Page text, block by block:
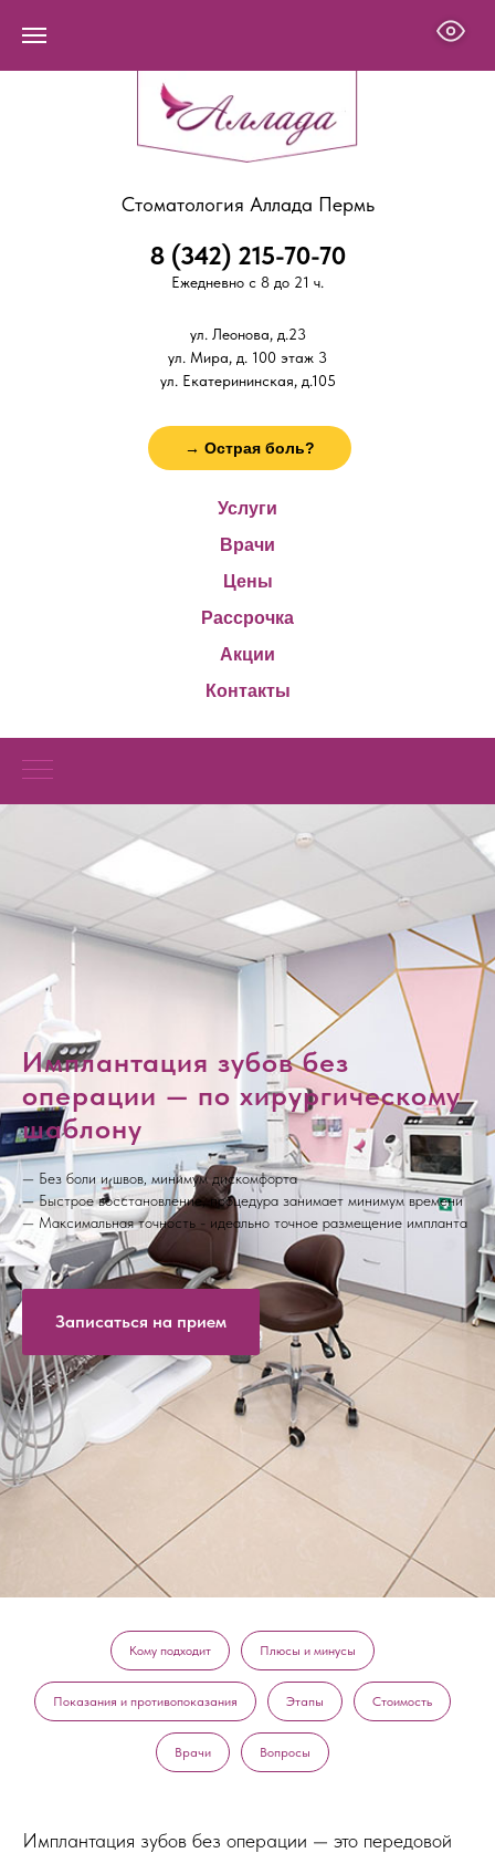
Услуги
Врачи
Цены
→ Острая боль?
Стоматология Аллада Пермь
8 (342) 215-70-70
Ежедневно с 8 до 21 ч.
ул. Леонова, д.23
ул. Мира, д. 100 этаж 3
ул. Екатерининская, д.105
Рассрочка
Акции
Контакты
Имплантация зубов без
операции — по хирургическому
шаблону
— Без боли и швов, минимум дискомфорта
— Быстрое восстановление, процедура занимает минимум времени
— Максимальная точность - идеально точное размещение импланта
Записаться на прием
Кому подходит Плюсы и минусы
Показания и противопоказания Этапы Стоимость
Врачи Вопросы
Имплантация зубов без операции — это передовой